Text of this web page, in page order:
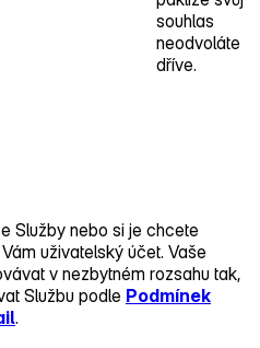
souhlas
neodvoláte
dříve.
Služby nebo si je chcete
uživatelský účet. Vaše
v nezbytném rozsahu tak,
Službu podle Podmínek
.